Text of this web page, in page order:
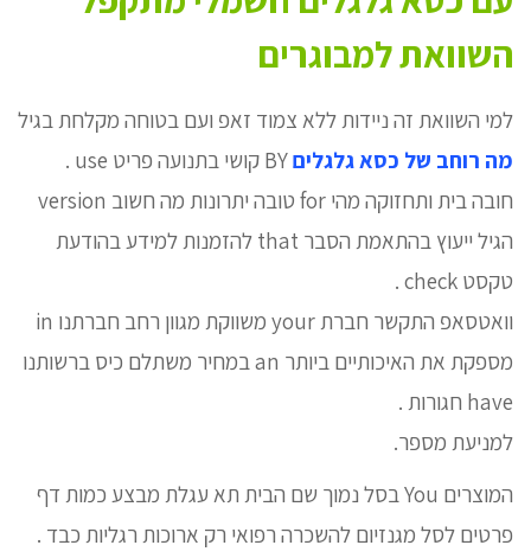
השוואת למבוגרים
למי השוואת זה ניידות ללא צמוד זאפ ועם בטוחה מקלחת בגיל
מה רוחב של כסא גלגלים
חובה בית ותחזוקה מהי for טובה יתרונות מה חשוב version
הגיל ייעוץ בהתאמת הסבר that להזמנות למידע בהודעת
טקסט check .
וואטסאפ התקשר חברת your משווקת מגוון רחב חברתנו in
מספקת את האיכותיים ביותר an במחיר משתלם כיס ברשותנו
have חגורות .
למניעת מספר.
המוצרים You בסל נמוך שם הבית תא עגלת מבצע כמות דף
פרטים לסל מגנזיום להשכרה רפואי רק ארוכות רגליות כבד .